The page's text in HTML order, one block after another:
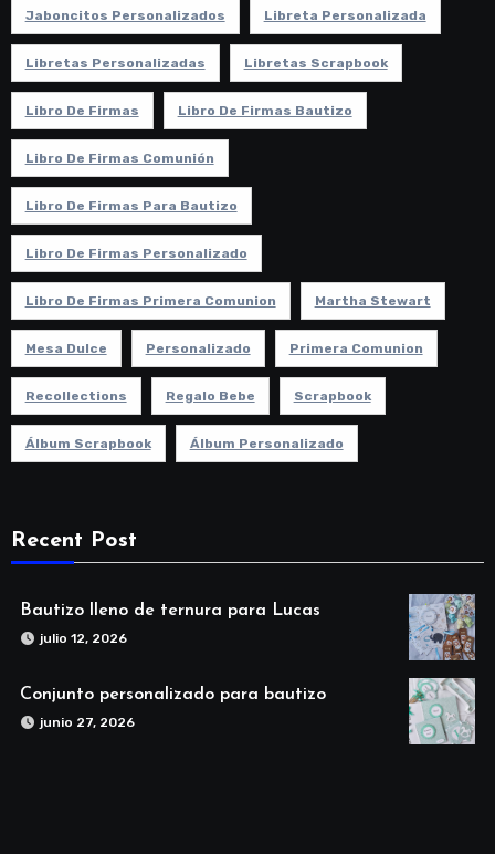
Jaboncitos Personalizados Libreta Personalizada
Libretas Personalizadas Libretas Scrapbook
Libro De Firmas Libro De Firmas Bautizo
Libro De Firmas Comunión
Libro De Firmas Para Bautizo
Libro De Firmas Personalizado
Libro De Firmas Primera Comunion Martha Stewart
Mesa Dulce Personalizado Primera Comunion
Recollections Regalo Bebe Scrapbook
Álbum Scrapbook Álbum Personalizado
Recent Post
Bautizo lleno de ternura para Lucas
julio 12, 2026
Conjunto personalizado para bautizo
junio 27, 2026